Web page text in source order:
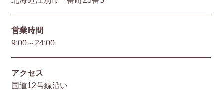
営業時間
9:00～24:00
アクセス
国道12号線沿い